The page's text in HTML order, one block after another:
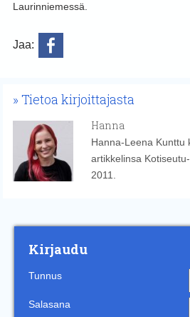
Laurinniemessä.
Jaa:
Tietoa kirjoittajasta
Hanna
Hanna-Leena Kunttu
artikkelinsa
2011.
Kirjaudu
Tunnus
Salasana